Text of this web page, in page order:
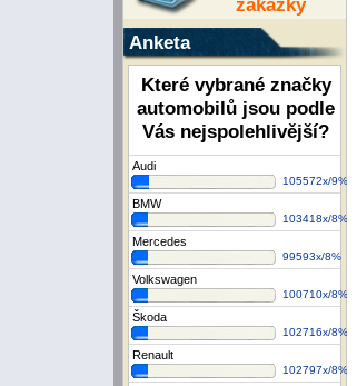
zakázky
Anketa
Které vybrané značky
automobilů jsou podle
Vás nejspolehlivější?
Audi
105572x/9%
BMW
103418x/8%
Mercedes
99593x/8%
Volkswagen
100710x/8%
Škoda
102716x/8%
Renault
102797x/8%